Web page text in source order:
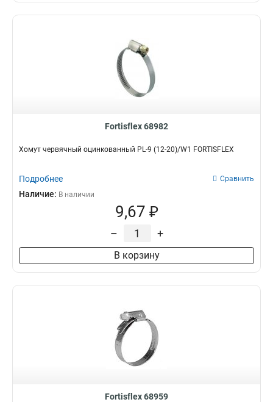
Fortisflex 68982
Хомут червячный оцинкованный PL-9 (12-20)/W1 FORTISFLEX
Подробнее Сравнить
Наличие: В наличии
9,67 ₽
– +
В корзину
Fortisflex 68959